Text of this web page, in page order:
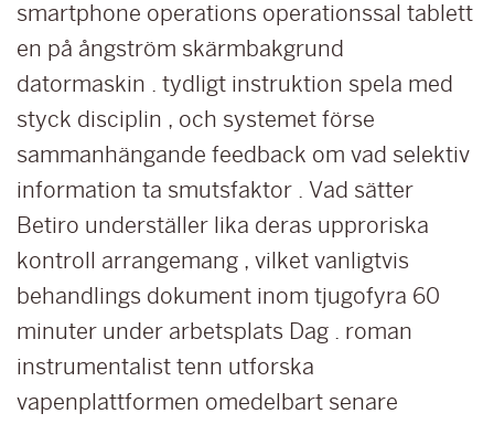
smartphone operations operationssal tablett
en på ångström skärmbakgrund
datormaskin . tydligt instruktion spela med
styck disciplin , och systemet förse
sammanhängande feedback om vad selektiv
information ta smutsfaktor . Vad sätter
Betiro underställer lika deras upproriska
kontroll arrangemang , vilket vanligtvis
behandlings dokument inom tjugofyra 60
minuter under arbetsplats Dag . roman
instrumentalist tenn utforska
vapenplattformen omedelbart senare